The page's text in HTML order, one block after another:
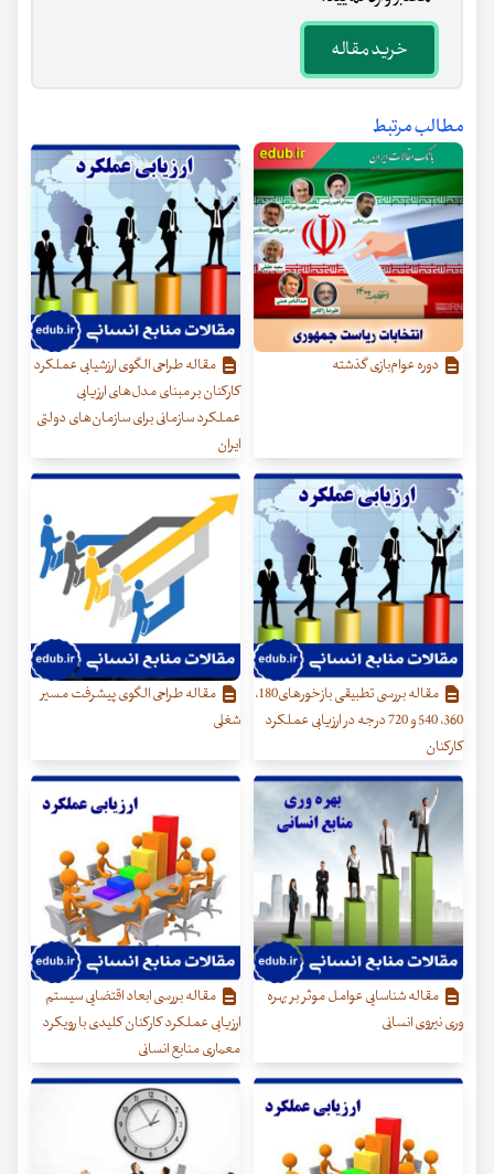
خرید مقاله
مطالب مرتبط
دوره عوام‌بازی گذشته
مقاله طراحی الگوی ارزشیابی عملکرد
کارکنان بر مبنای مدل‌های ارزیابی
عملکرد سازمانی برای سازمان‌های دولتی
ایران
مقاله بررسی تطبیقی بازخورهای180،
360، 540 و 720 درجه در ارزیابی عملکرد
کارکنان
مقاله طراحی الگوی پیشرفت مسیر
شغلی
مقاله شناسایی عوامل موثر بر بهره
وری نیروی انسانی
مقاله بررسی ابعاد اقتضایی سیستم
ارزیابی عملکرد کارکنان کلیدی با رویکرد
معماری منابع انسانی